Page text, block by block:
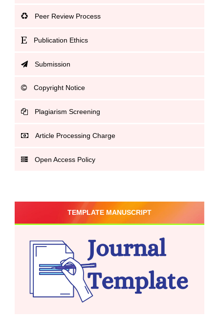
Peer Review Process
Publication Ethics
Submission
Copyright Notice
Plagiarism Screening
Article Processing Charge
Open Access Policy
TEMPLATE MANUSCRIPT